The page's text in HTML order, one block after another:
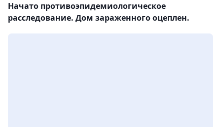
Начато противоэпидемиологическое
расследование. Дом зараженного оцеплен.